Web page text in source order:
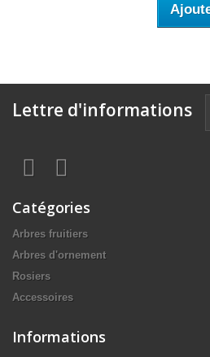
Lettre d'informations
Catégories
Arbres fruitiers
Arbres d'ornement
Rosiers
Accessoires
Informations